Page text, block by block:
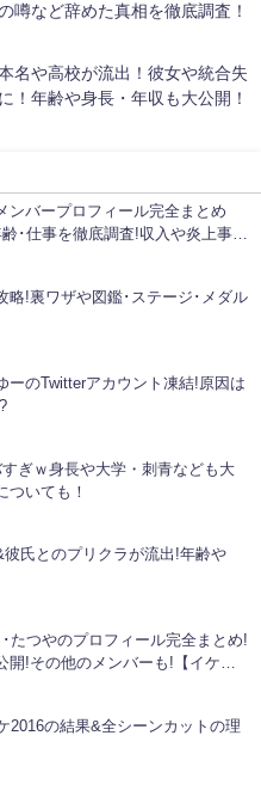
噂など辞めた真相を徹底調査！
名や高校が流出！彼女や統合失
！年齢や身長・年収も大公開！
ンバープロフィール完全まとめ
･仕事を徹底調査!収入や炎上事
略!裏ワザや図鑑･ステージ･メダル
ーのTwitterアカウント凍結!原因は
ぎｗ身長や大学・刺青なども大
ついても！
氏とのプリクラが流出!年齢や
たつやのプロフィール完全まとめ!
開!その他のメンバーも!【イケメ
2016の結果&全シーンカットの理